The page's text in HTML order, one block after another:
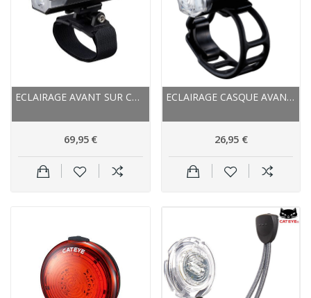
ECLAIRAGE AVANT SUR CASQUE - CATEYE AMPP 800...
69,95 €
ECLAIRAGE CASQUE AVANT ET ARRIÈRE - CATEYE...
26,95 €